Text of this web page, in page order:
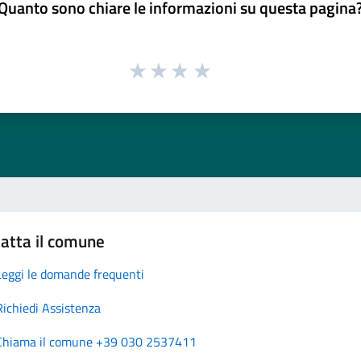
sono chiare le informazioni su questa
il comune
le domande frequenti
Assistenza
il comune +39 030 2537411